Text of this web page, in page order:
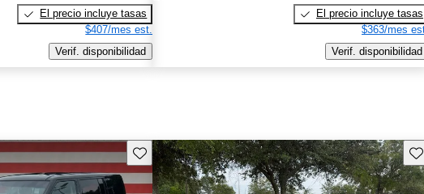
El precio incluye tasas
$407/mes est.
Verif. disponibilidad
El precio incluye tasas
$363/mes
Verif. disponibilidad
Guarda este Aviso